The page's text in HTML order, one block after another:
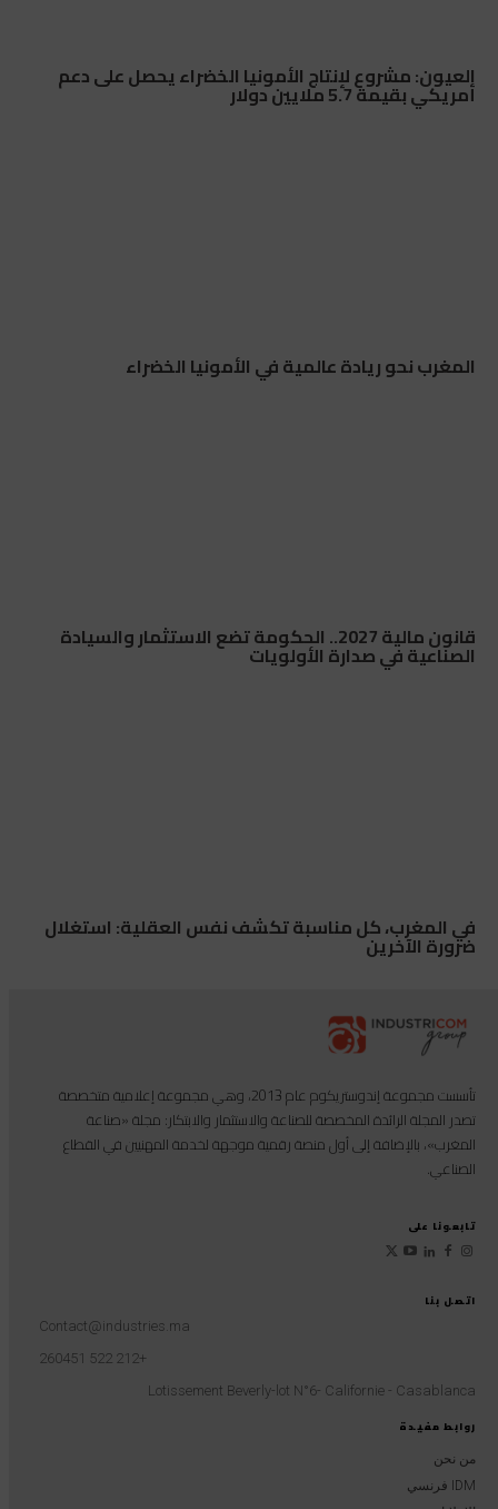
العيون: مشروع لإنتاج الأمونيا الخضراء يحصل على دعم
أمريكي بقيمة 5.7 ملايين دولار
المغرب نحو ريادة عالمية في الأمونيا الخضراء
قانون مالية 2027.. الحكومة تضع الاستثمار والسيادة
الصناعية في صدارة الأولويات
في المغرب، كل مناسبة تكشف نفس العقلية: استغلال
ضرورة الآخرين
روابط مفيدة
من نحن
IDM فرنسي
اتصل بنا
Contact@industries.ma
+212 522 260451
Lotissement Beverly-lot N°6- Californie - Casablanca
تأسست مجموعة إندوستريكوم عام 2013، وهي مجموعة إعلامية متخصصة
تصدر المجلة الرائدة المخصصة للصناعة والاستثمار والابتكار: مجلة «صناعة
المغرب»، بالإضافة إلى أول منصة رقمية موجهة لخدمة المهنيين في القطاع
الصناعي.
تابعونا على